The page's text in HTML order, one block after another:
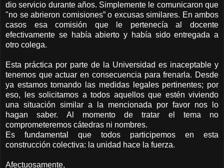
dio servicio durante años. Simplemente le comunicaron que
"no se abrieron comisiones” o excusas similares. En ambos
casos esa comisión que le pertenecía al docente
efectivamente se había abierto y había sido entregada a
otro colega.
Esta práctica por parte de la Universidad es inaceptable y
tenemos que actuar en consecuencia para frenarla. Desde
ya estamos tomando las medidas legales pertinentes; por
eso, les solicitamos a todos aquellos que estén viviendo
una situación similar a la mencionada por favor nos lo
hagan saber. Al momento de tratar el tema no
comprometeremos cátedras ni nombres.
Es fundamental que todos participemos en esta
construcción colectiva: la unidad hace la fuerza.
Afectuosamente,